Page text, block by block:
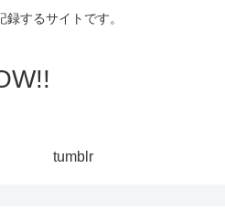
するサイトです。
tumblr